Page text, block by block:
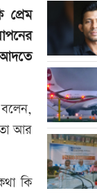
প্রেম
আদতে
আর
কি